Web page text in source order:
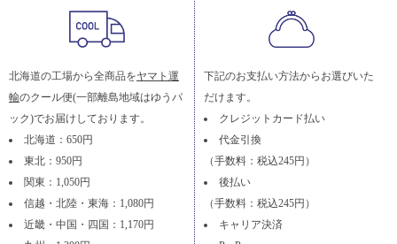
北海道の工場から全商品をヤマト運
輸のクール便(一部離島地域はゆうパ
ック)でお届けしております。
北海道：650円
東北：950円
関東：1,050円
信越・北陸・東海：1,080円
近畿・中国・四国：1,170円
下記のお支払い方法からお選びいた
だけます。
クレジットカード払い
代金引換
（手数料：税込245円）
後払い
（手数料：税込245円）
キャリア決済